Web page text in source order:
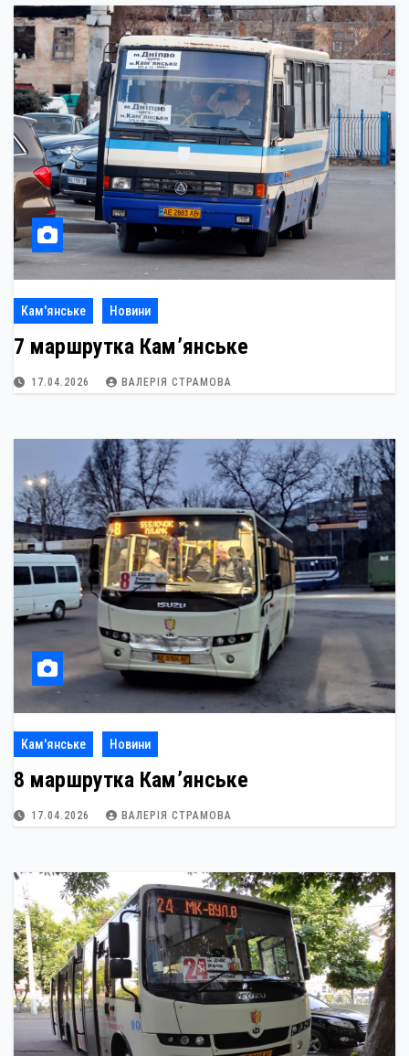
Кам'янське Новини
7 маршрутка Кам’янське
17.04.2026 ВАЛЕРІЯ СТРАМОВА
Кам'янське Новини
8 маршрутка Кам’янське
17.04.2026 ВАЛЕРІЯ СТРАМОВА